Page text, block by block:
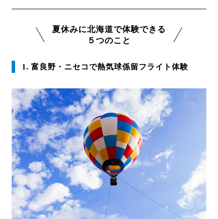
夏休みに北海道で体験できる
５つのこと
1. 富良野・ニセコで熱気球係留フライト体験